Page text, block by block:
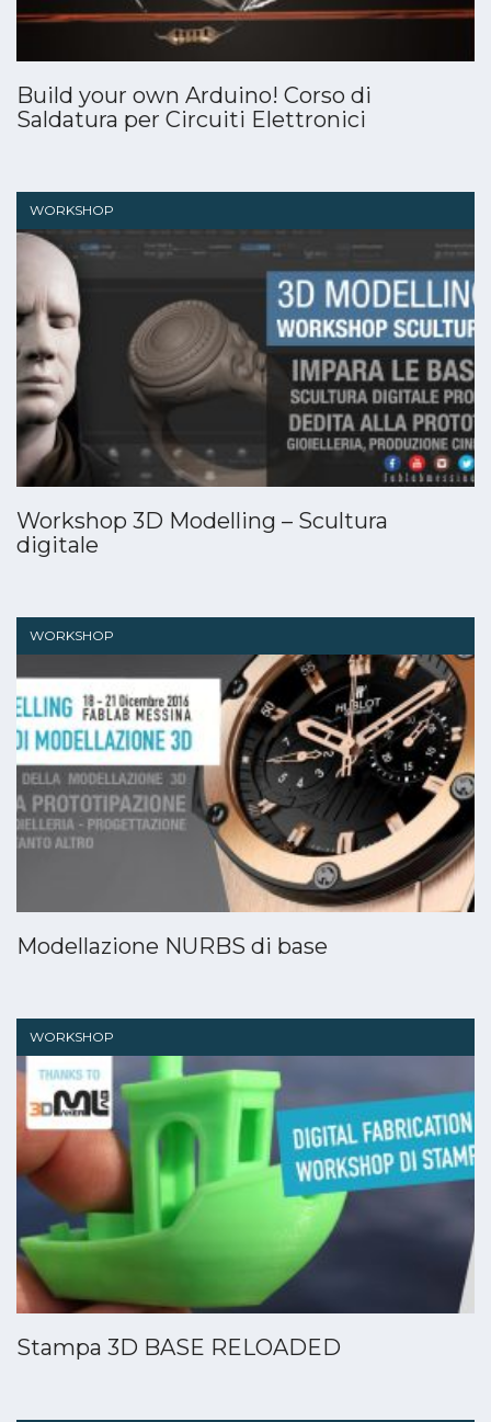
Build your own Arduino! Corso di
Saldatura per Circuiti Elettronici
WORKSHOP
Workshop 3D Modelling – Scultura
digitale
WORKSHOP
Modellazione NURBS di base
WORKSHOP
Stampa 3D BASE RELOADED